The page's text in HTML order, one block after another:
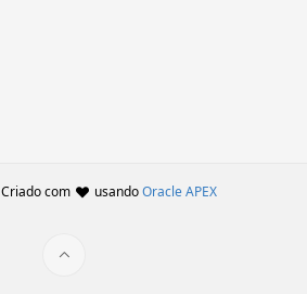
Criado com usandoOracle APEX